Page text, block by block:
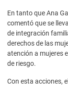
En tanto que Ana
comentó que se
de integración
derechos de las
atención a mujeres
de riesgo.
Con esta acciones,